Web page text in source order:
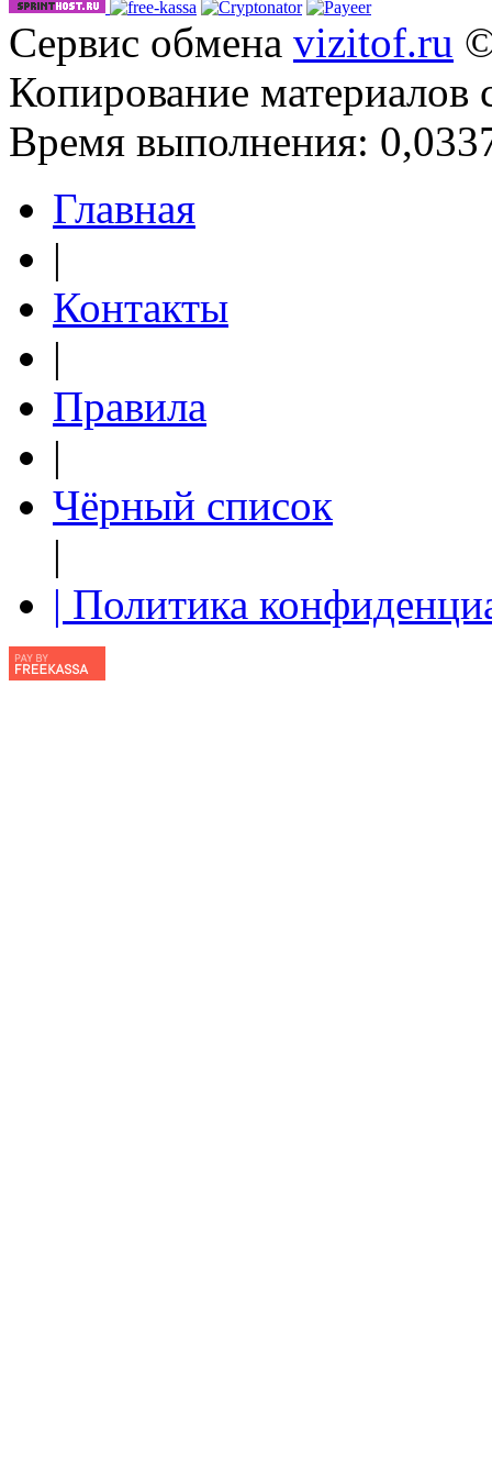
Сервис обмена vizitof.ru
Копирование материалов
Время выполнения:
Главная
|
Контакты
|
Правила
|
Чёрный список
|
| Политика